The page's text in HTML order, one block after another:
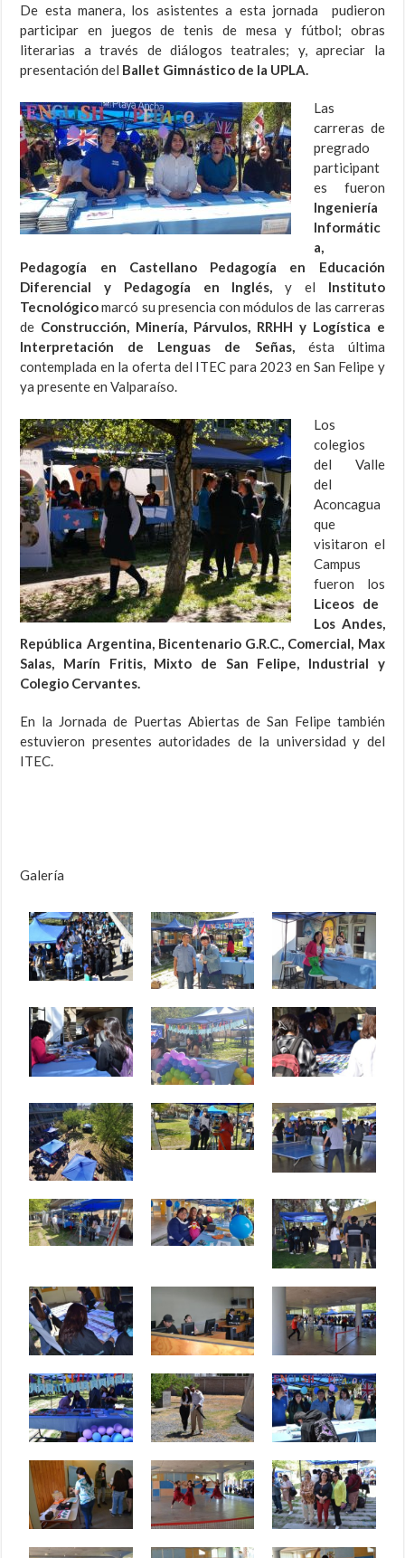
De esta manera, los asistentes a esta jornada pudieron
participar en juegos de tenis de mesa y fútbol; obras
literarias a través de diálogos teatrales; y, apreciar la
presentación del Ballet Gimnástico de la UPLA.
Las
carreras de
pregrado
participant
es fueron
Ingeniería
Informátic
a,
Pedagogía en Castellano Pedagogía en Educación
Diferencial y Pedagogía en Inglés, y el Instituto
Tecnológicomarcó su presencia con módulos de las carreras
de Construcción, Minería, Párvulos, RRHH y Logística e
Interpretación de Lenguas de Señas,ésta última
contemplada en la oferta del ITEC para 2023 en San Felipe y
ya presente en Valparaíso.
Los
colegios
del Valle
del
Aconcagua
que
visitaron el
Campus
fueron los
Liceos de
Los Andes,
República Argentina, Bicentenario G.R.C., Comercial, Max
Salas, Marín Fritis, Mixto de San Felipe, Industrial y
Colegio Cervantes.
En la Jornada de Puertas Abiertas de San Felipe también
estuvieron presentes autoridades de la universidad y del
ITEC.
Galería